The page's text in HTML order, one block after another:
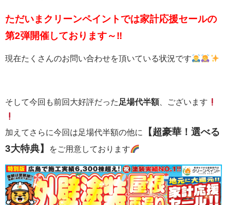
ただいまクリーンペイントでは家計応援セールの
第2弾開催しております～‼
現在たくさんのお問い合わせを頂いている状況です
そして今回も前回大好評だった 足場代半額、ございます
加えてさらに今回は足場代半額の他に
【超豪華！選べる
3大特典】
をご用意しております